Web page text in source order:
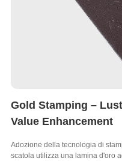
Gold Stamping –
Value Enhancement
Adozione della tecnologia di
scatola utilizza una lamina d'oro